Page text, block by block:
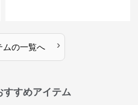
ムの一覧へ ›
すすめアイテム